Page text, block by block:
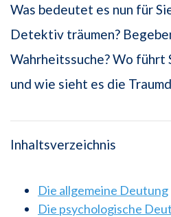
Was bedeutet es nun für
Detektiv träumen?
Wahrheitssuche? Wo führt
und wie sieht es die
Inhaltsverzeichnis
Die allgemeine Deutung
Die psychologische